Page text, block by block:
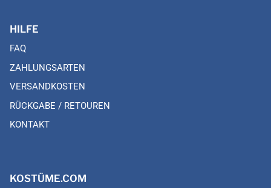
HILFE
FAQ
ZAHLUNGSARTEN
VERSANDKOSTEN
RÜCKGABE / RETOUREN
KONTAKT
KOSTÜME.COM